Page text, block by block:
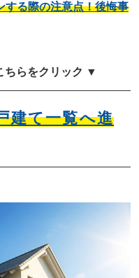
する際の注意点！後悔事
ちらをクリック ▼
建て一覧へ進